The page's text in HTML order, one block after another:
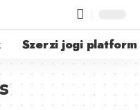
Szerzi jogi platform